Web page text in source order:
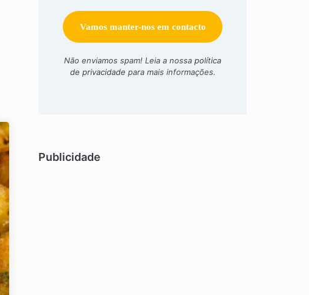
Não enviamos spam! Leia a nossa política
de privacidade para mais informações.
Publicidade